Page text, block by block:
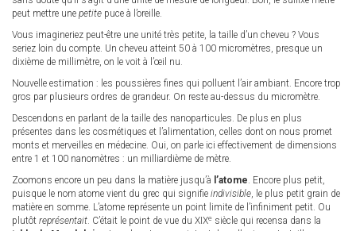
peut mettre une petite puce à l’oreille.
Vous imagineriez peut-être une unité très petite, la taille d’un cheveu ? Vous
seriez loin du compte. Un cheveu atteint 50 à 100 micromètres, presque un
dixième de millimètre, on le voit à l’œil nu.
Nouvelle estimation : les poussières fines qui polluent l’air ambiant. Encore trop
gros par plusieurs ordres de grandeur. On reste au-dessus du micromètre.
Descendons en parlant de la taille des nanoparticules. De plus en plus
présentes dans les cosmétiques et l’alimentation, celles dont on nous promet
monts et merveilles en médecine. Oui, on parle ici effectivement de dimensions
entre 1 et 100 nanomètres : un milliardième de mètre.
Zoomons encore un peu dans la matière jusqu’à l’atome. Encore plus petit,
puisque le nom atome vient du grec qui signifie indivisible, le plus petit grain de
matière en somme. L’atome représente un point limite de l’infiniment petit. Ou
plutôt représentait. C’était le point de vue du XIXe siècle qui recensa dans la